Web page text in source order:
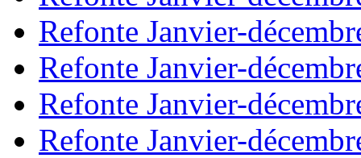
Refonte Janvier-
Refonte Janvier-
Refonte Janvier-
Refonte Janvier-